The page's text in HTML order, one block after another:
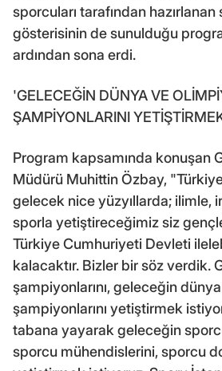
sporcuları tarafından
gösterisinin de sunulduğu
ardından sona erdi.
'GELECEĞİN DÜNYA VE
ŞAMPİYONLARINI
Program kapsamında konuşan
Müdürü Muhittin Özbay,
gelecek nice yüzyıllarda; ilimle,
sporla yetiştireceğimiz siz
Türkiye Cumhuriyeti Devleti
kalacaktır. Bizler bir söz verdik.
şampiyonlarını, geleceğin
şampiyonlarını yetiştirmek
tabana yayarak geleceğin
sporcu mühendislerini, sporcu